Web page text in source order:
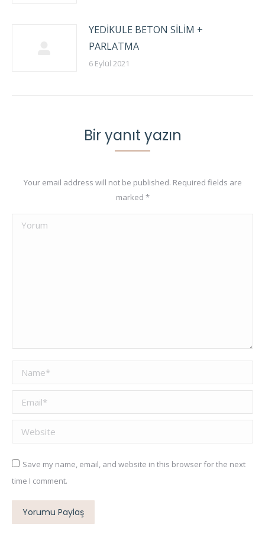
YEDİKULE BETON SİLİM +
PARLATMA
6 Eylül 2021
Bir yanıt yazın
Your email address will not be published. Required fields are
marked *
Yorum
Name *
Email *
Website
Save my name, email, and website in this browser for the next
time I comment.
Yorumu Paylaş